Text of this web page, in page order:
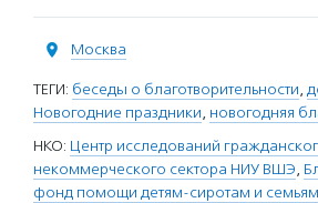
Москва
ТЕГИ: беседы о благотворительности,
Новогодние праздники, новогодняя
НКО: Центр исследований
некоммерческого сектора НИУ ВШЭ,
фонд помощи детям-сиротам и